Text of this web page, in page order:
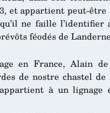
et appartient peut-
ne faille
féodés de
en France, Alain
de nostre chastel
à un